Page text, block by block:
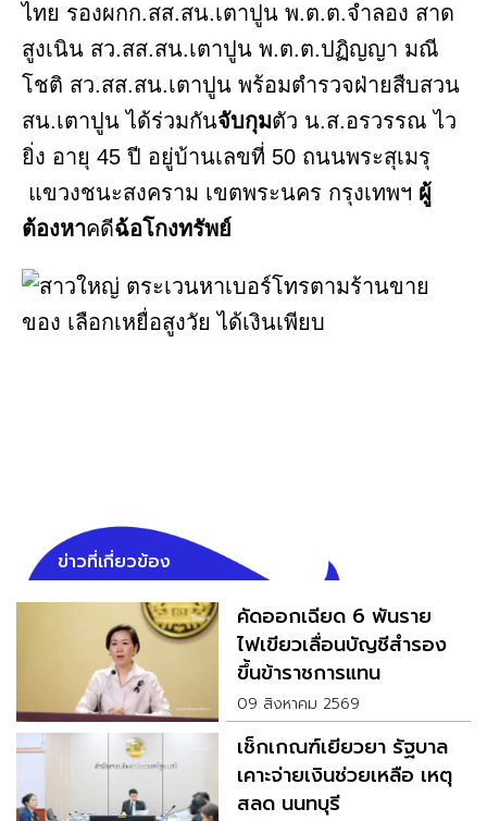
ไทย รองผกก.สส.สน.เตาปูน พ.ต.ต.จำลอง สาด
สูงเนิน สว.สส.สน.เตาปูน พ.ต.ต.ปฏิญญา มณี
โชติ สว.สส.สน.เตาปูน พร้อมตำรวจฝ่ายสืบสวน
สน.เตาปูน ได้ร่วมกันจับกุมตัว น.ส.อรวรรณ ไว
ยิ่ง อายุ 45 ปี อยู่บ้านเลขที่ 50 ถนนพระสุเมรุ
แขวงชนะสงคราม เขตพระนคร กรุงเทพฯ ผู้
ต้องหาคดีฉ้อโกงทรัพย์
ข่าวที่เกี่ยวข้อง
คัดออกเฉียด 6 พันราย
ไฟเขียวเลื่อนบัญชีสำรอง
ขึ้นข้าราชการแทน
09 สิงหาคม 2569
เช็กเกณฑ์เยียวยา รัฐบาล
เคาะจ่ายเงินช่วยเหลือ เหตุ
สลด นนทบุรี